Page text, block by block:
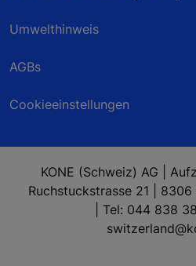
Umwelthinweis
AGBs
Cookieeinstellungen
KONE (Schweiz) AG |
Ruchstuckstrasse 21 |
| Tel: 044 838